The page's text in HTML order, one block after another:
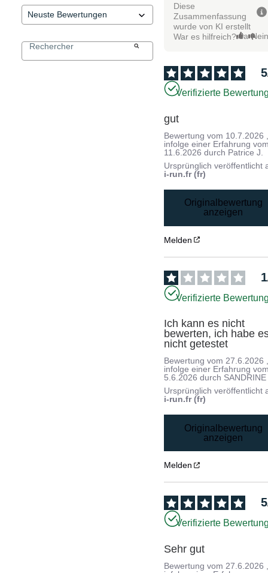
Diese
Zusammenfassung
wurde von KI erstellt
War es hilfreich? Ja
5
Verifizierte
gut
Bewertung vom 10.7.2026
infolge einer Erfahrung
11.6.2026 durch Patrice J.
Ursprünglich veröffentlicht
i-run.fr (fr)
Originalbewertung
anzeigen
Melden
1
Verifizierte
Ich kann es nicht
bewerten, ich habe
nicht getestet
Bewertung vom 27.6.2026
infolge einer Erfahrung
5.6.2026 durch
Ursprünglich veröffentlicht
i-run.fr (fr)
Originalbewertung
anzeigen
Melden
5
Verifizierte
Sehr gut
Bewertung vom 27.6.2026